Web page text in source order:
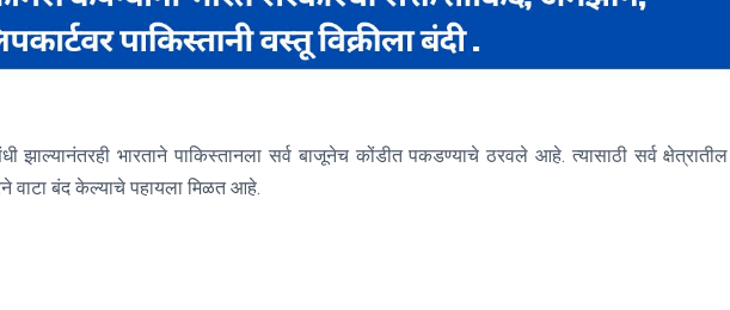
भारताने पाकिस्तानला सर्व बाजूनेच कोंडीत पकडण्याचे ठरवले आहे. त्यासाठी सर्व क्षेत्रातील
वाटा बंद केल्याचे पहायला मिळत आहे.